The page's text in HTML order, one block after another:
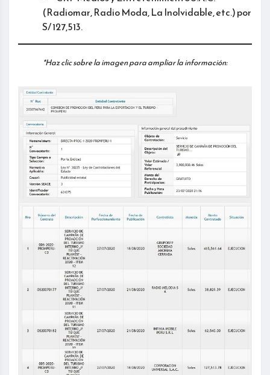
(Radiomar, Radio Moda, La Inolvidable, etc.) por
S/ 127,513.
*Haz clic sobre la imagen para ampliar la información: